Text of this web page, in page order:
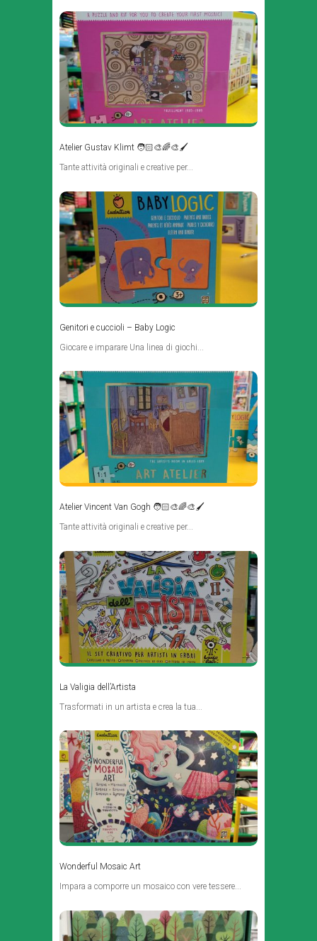
Atelier Gustav Klimt 🧑🏻‍🎨🌈🎨🖌️
Tante attività originali e creative per...
Genitori e cuccioli – Baby Logic
Giocare e imparare Una linea di giochi...
Atelier Vincent Van Gogh 🧑🏻‍🎨🌈🎨🖌️
Tante attività originali e creative per...
La Valigia dell’Artista
Trasformati in un artista e crea la tua...
Wonderful Mosaic Art
Impara a comporre un mosaico con vere tessere...